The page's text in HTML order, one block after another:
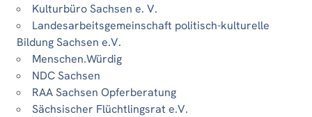
Kulturbüro Sachsen e. V.
Landesarbeitsgemeinschaft politisch-kulturelle
Bildung Sachsen e.V.
Menschen.Würdig
NDC Sachsen
RAA Sachsen Opferberatung
Sächsischer Flüchtlingsrat e.V.